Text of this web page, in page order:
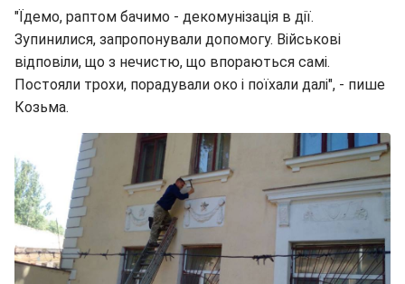
"Їдемо, раптом бачимо - декомунізація в дії.
Зупинилися, запропонували допомогу. Військові
відповіли, що з нечистю, що впораються самі.
Постояли трохи, порадували око і поїхали далі", - пише
Козьма.